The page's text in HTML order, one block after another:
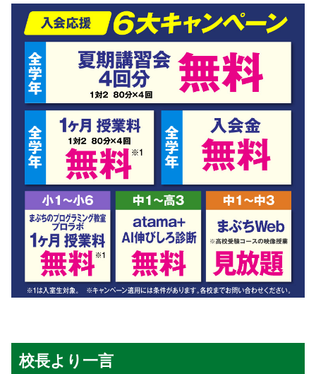
校長より一言